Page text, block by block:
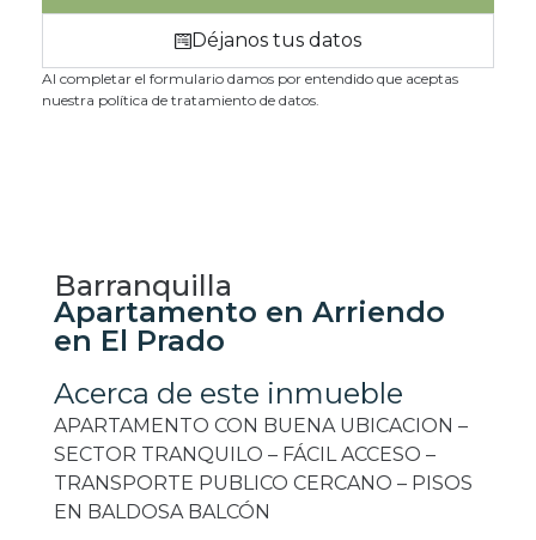
Déjanos tus datos
Al completar el formulario damos por entendido que aceptas
nuestra política de tratamiento de datos.
Barranquilla
Apartamento en Arriendo
en El Prado
Acerca de este inmueble
APARTAMENTO CON BUENA UBICACION –
SECTOR TRANQUILO – FÁCIL ACCESO –
TRANSPORTE PUBLICO CERCANO – PISOS
EN BALDOSA BALCÓN